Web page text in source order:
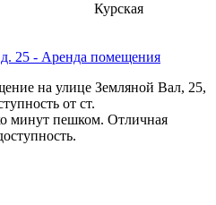
Курская
25 - Аренда помещения
на улице Земляной Вал, 25,
от ст.
минут пешком. Отличная